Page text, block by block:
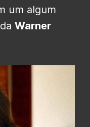
um algum
Warner